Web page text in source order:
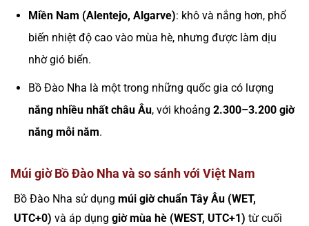
Miền Nam (Alentejo, Algarve): khô và nắng hơn, phổ
biến nhiệt độ cao vào mùa hè, nhưng được làm dịu
nhờ gió biển.
Bồ Đào Nha là một trong những quốc gia có lượng
nắng nhiều nhất châu Âu, với khoảng 2.300–3.200 giờ
nắng mỗi năm.
Múi giờ Bồ Đào Nha và so sánh với Việt Nam
Bồ Đào Nha sử dụng múi giờ chuẩn Tây Âu (WET,
UTC+0) và áp dụng giờ mùa hè (WEST, UTC+1) từ cuối